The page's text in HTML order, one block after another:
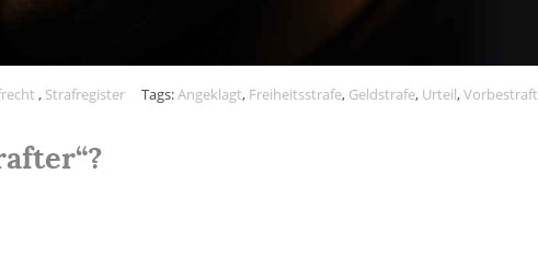
, Strafregister Tags:Angeklagt, Freiheitsstrafe, Geldstrafe, Urteil,Vorbestraft